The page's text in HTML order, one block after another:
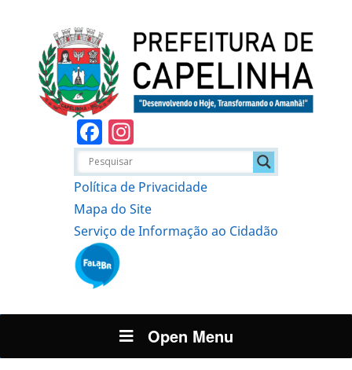
Facebook
Política de Privacidade
Mapa do Site
Serviço de Informação ao Cidadão
Open Menu